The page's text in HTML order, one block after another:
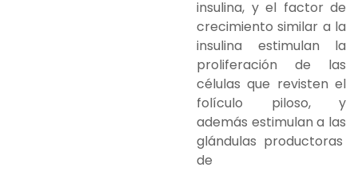
insulina, y el factor de
crecimiento similar a la
insulina estimulan la
proliferación de las
células que revisten el
folículo piloso, y
además estimulan a las
glándulas productoras
de